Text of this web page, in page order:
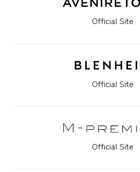
Official Site
Official Site
Official Site